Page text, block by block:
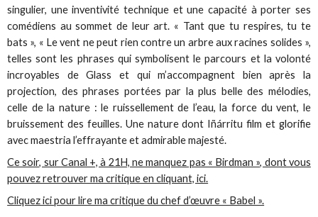
singulier, une inventivité technique et une capacité à porter ses
comédiens au sommet de leur art. « Tant que tu respires, tu te
bats », « Le vent ne peut rien contre un arbre aux racines solides »,
telles sont les phrases qui symbolisent le parcours et la volonté
incroyables de Glass et qui m’accompagnent bien après la
projection, des phrases portées par la plus belle des mélodies,
celle de la nature : le ruissellement de l’eau, la force du vent, le
bruissement des feuilles. Une nature dont Iñárritu film et glorifie
avec maestria l’effrayante et admirable majesté.
Ce soir, sur Canal +, à 21H, ne manquez pas « Birdman », dont vous
pouvez retrouver ma critique en cliquant, ici.
Cliquez ici pour lire ma critique du chef d’œuvre « Babel ».